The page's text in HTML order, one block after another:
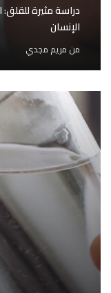
دراسة مثيرة للقلق:
الإنسان
من مريم مجدي